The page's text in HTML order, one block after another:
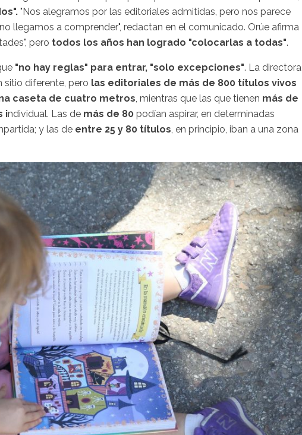
"Nos alegramos por las editoriales admitidas, pero nos parece
llegamos a comprender", redactan en el comunicado. Orúe afirma
pero todos los años han logrado "colocarlas a todas".
"no hay reglas" para entrar, "solo excepciones". La directora
sitio diferente, pero las editoriales de más de 800 títulos vivos
caseta de cuatro metros, mientras que las que tienen más de
individual. Las de más de 80 podían aspirar, en determinadas
y las de entre 25 y 80 títulos, en principio, iban a una zona